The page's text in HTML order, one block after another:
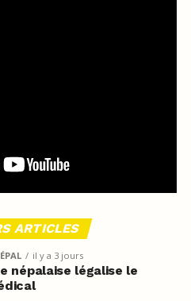
ARTICLES
il y a 3 jours
népalaise légalise le